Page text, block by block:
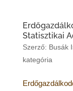
Statisztikai
Szerző: Busák
kategória